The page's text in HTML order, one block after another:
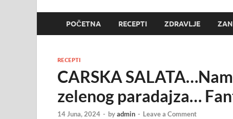
POČETNA RECEPTI ZDRAVLJE
RECEPTI
CARSKA
zelenog paradajza…
14 Juna, 2024 - byadmin - Leave a Comment